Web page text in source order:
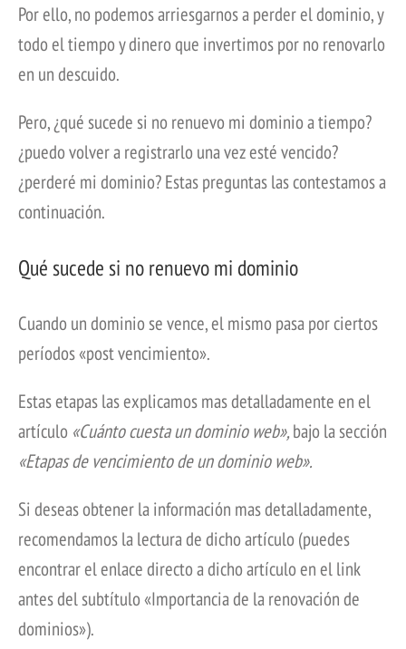
Por ello, no podemos arriesgarnos a perder el dominio, y
todo el tiempo y dinero que invertimos por no renovarlo
en un descuido.
Pero, ¿qué sucede si no renuevo mi dominio a tiempo?
¿puedo volver a registrarlo una vez esté vencido?
¿perderé mi dominio? Estas preguntas las contestamos a
continuación.
Qué sucede si no renuevo mi dominio
Cuando un dominio se vence, el mismo pasa por ciertos
períodos «post vencimiento».
Estas etapas las explicamos mas detalladamente en el
artículo «Cuánto cuesta un dominio web»,bajo la sección
«Etapas de vencimiento de un dominio web».
Si deseas obtener la información mas detalladamente,
recomendamos la lectura de dicho artículo (puedes
encontrar el enlace directo a dicho artículo en el link
antes del subtítulo «Importancia de la renovación de
dominios»).